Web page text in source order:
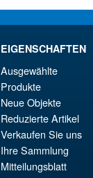
EIGENSCHAFTEN
Ausgewählte
Produkte
Neue Objekte
Reduzierte Artikel
Verkaufen Sie uns
Ihre Sammlung
Mitteilungsblatt